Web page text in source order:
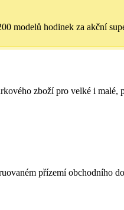
modelů hodinek za akční
zboží pro velké i
přízemí obchodního